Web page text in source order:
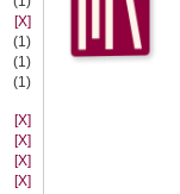
[X]
(1)
(1)
(1)
[X]
[X]
[X]
[X]